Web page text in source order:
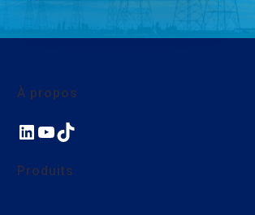
À propos
À propos de SAB France
Nos actions environnementales et sociales
LinkedIn
YouTube
TikTok
Produits